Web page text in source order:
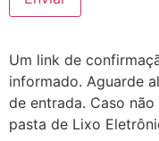
Um link de
informado. Aguarde
de entrada. Caso
pasta de Lixo